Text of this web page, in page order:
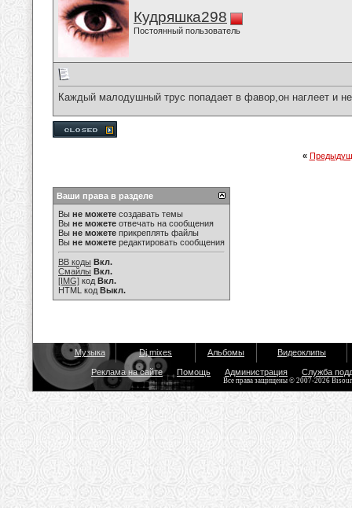
Кудряшка298
Постоянный пользователь
Каждый малодушный трус попадает в фавор,он наглеет и
«
Ваши права в разделе
Вы не можете создавать темы
Вы не можете отвечать на сообщения
Вы не можете прикреплять файлы
Вы не можете редактировать сообщения
BB коды Вкл.
Смайлы Вкл.
[IMG] код Вкл.
HTML код Выкл.
Музыка Dj mixes Альбомы Видеоклипы
Реклама на сайте Помощь Администрация Служба
Все права защищены © 2007-2026